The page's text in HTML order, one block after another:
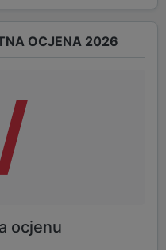
OCJENA 2026
/
ocjenu